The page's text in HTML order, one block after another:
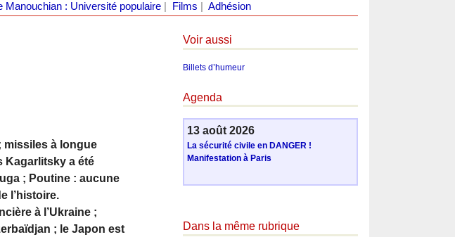
Manouchian : Université populaire| Films Adhésion
missiles à longue
Kagarlitsky a été
; Poutine : aucune
l’histoire.
à l’Ukraine ;
; le Japon est
Voir aussi
Billets d’humeur
Agenda
13 août 2026
La sécurité civile en DANGER !
Manifestation à Paris
Dans la même rubrique